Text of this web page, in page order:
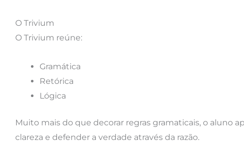
O Trivium
O Trivium reúne:
Gramática
Retórica
Lógica
Muito mais do que decorar regras gramaticais, o aluno
clareza e defender a verdade através da razão.